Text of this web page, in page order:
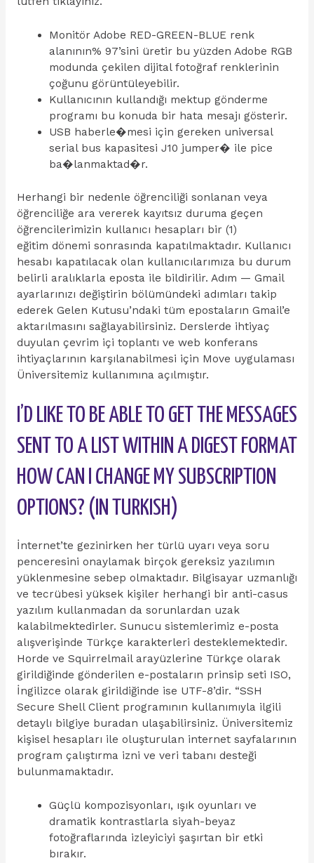
Monitör Adobe RED-GREEN-BLUE renk
alanının% 97’sini üretir bu yüzden Adobe RGB
modunda çekilen dijital fotoğraf renklerinin
çoğunu görüntüleyebilir.
Kullanıcının kullandığı mektup gönderme
programı bu konuda bir hata mesajı gösterir.
USB haberle�mesi için gereken universal
serial bus kapasitesi J10 jumper� ile pice
ba�lanmaktad�r.
Herhangi bir nedenle öğrenciliği sonlanan veya
öğrenciliğe ara vererek kayıtsız duruma geçen
öğrencilerimizin kullanıcı hesapları bir (1)
eğitim dönemi sonrasında kapatılmaktadır. Kullanıcı
hesabı kapatılacak olan kullanıcılarımıza bu durum
belirli aralıklarla eposta ile bildirilir. Adım — Gmail
ayarlarınızı değiştirin bölümündeki adımları takip
ederek Gelen Kutusu’ndaki tüm epostaların Gmail’e
aktarılmasını sağlayabilirsiniz. Derslerde ihtiyaç
duyulan çevrim içi toplantı ve web konferans
ihtiyaçlarının karşılanabilmesi için Move uygulaması
Üniversitemiz kullanımına açılmıştır.
I’D LIKE TO BE ABLE TO GET THE MESSAGES
SENT TO A LIST WITHIN A DIGEST FORMAT
HOW CAN I CHANGE MY SUBSCRIPTION
OPTIONS? (IN TURKISH)
İnternet’te gezinirken her türlü uyarı veya soru
penceresini onaylamak birçok gereksiz yazılımın
yüklenmesine sebep olmaktadır. Bilgisayar uzmanlığı
ve tecrübesi yüksek kişiler herhangi bir anti-casus
yazılım kullanmadan da sorunlardan uzak
kalabilmektedirler. Sunucu sistemlerimiz e-posta
alışverişinde Türkçe karakterleri desteklemektedir.
Horde ve Squirrelmail arayüzlerine Türkçe olarak
girildiğinde gönderilen e-postaların prinsip seti ISO,
İngilizce olarak girildiğinde ise UTF-8’dir. “SSH
Secure Shell Client programının kullanımıyla ilgili
detaylı bilgiye buradan ulaşabilirsiniz. Üniversitemiz
kişisel hesapları ile oluşturulan internet sayfalarının
program çalıştırma izni ve veri tabanı desteği
bulunmamaktadır.
Güçlü kompozisyonları, ışık oyunları ve
dramatik kontrastlarla siyah-beyaz
fotoğraflarında izleyiciyi şaşırtan bir etki
bırakır.